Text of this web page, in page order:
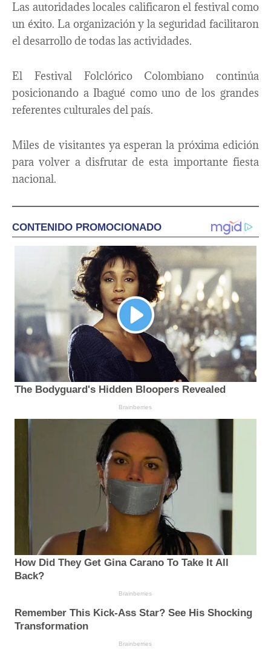
Las autoridades locales calificaron el festival como
un éxito. La organización y la seguridad facilitaron
el desarrollo de todas las actividades.
El Festival Folclórico Colombiano continúa
posicionando a Ibagué como uno de los grandes
referentes culturales del país.
Miles de visitantes ya esperan la próxima edición
para volver a disfrutar de esta importante fiesta
nacional.